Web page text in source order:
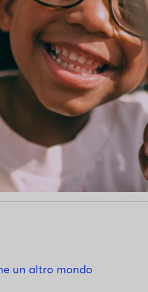
un altro mondo